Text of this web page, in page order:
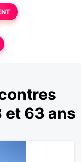
et 63 ans